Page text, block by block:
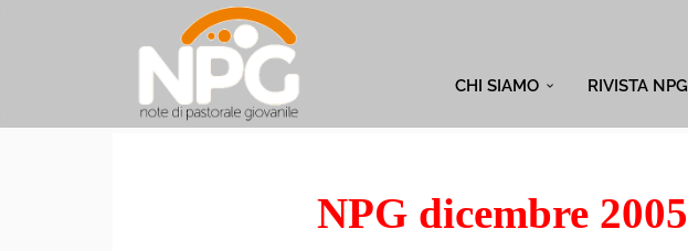
CHI SIAMO RIVISTA NPG
NPG dicembre 2005